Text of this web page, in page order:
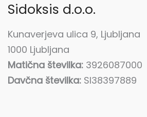
Sidoksis d.o.o.
Kunaverjeva ulica 9, Ljubljana
1000 Ljubljana
Matična številka: 3926087000
Davčna številka: SI38397889